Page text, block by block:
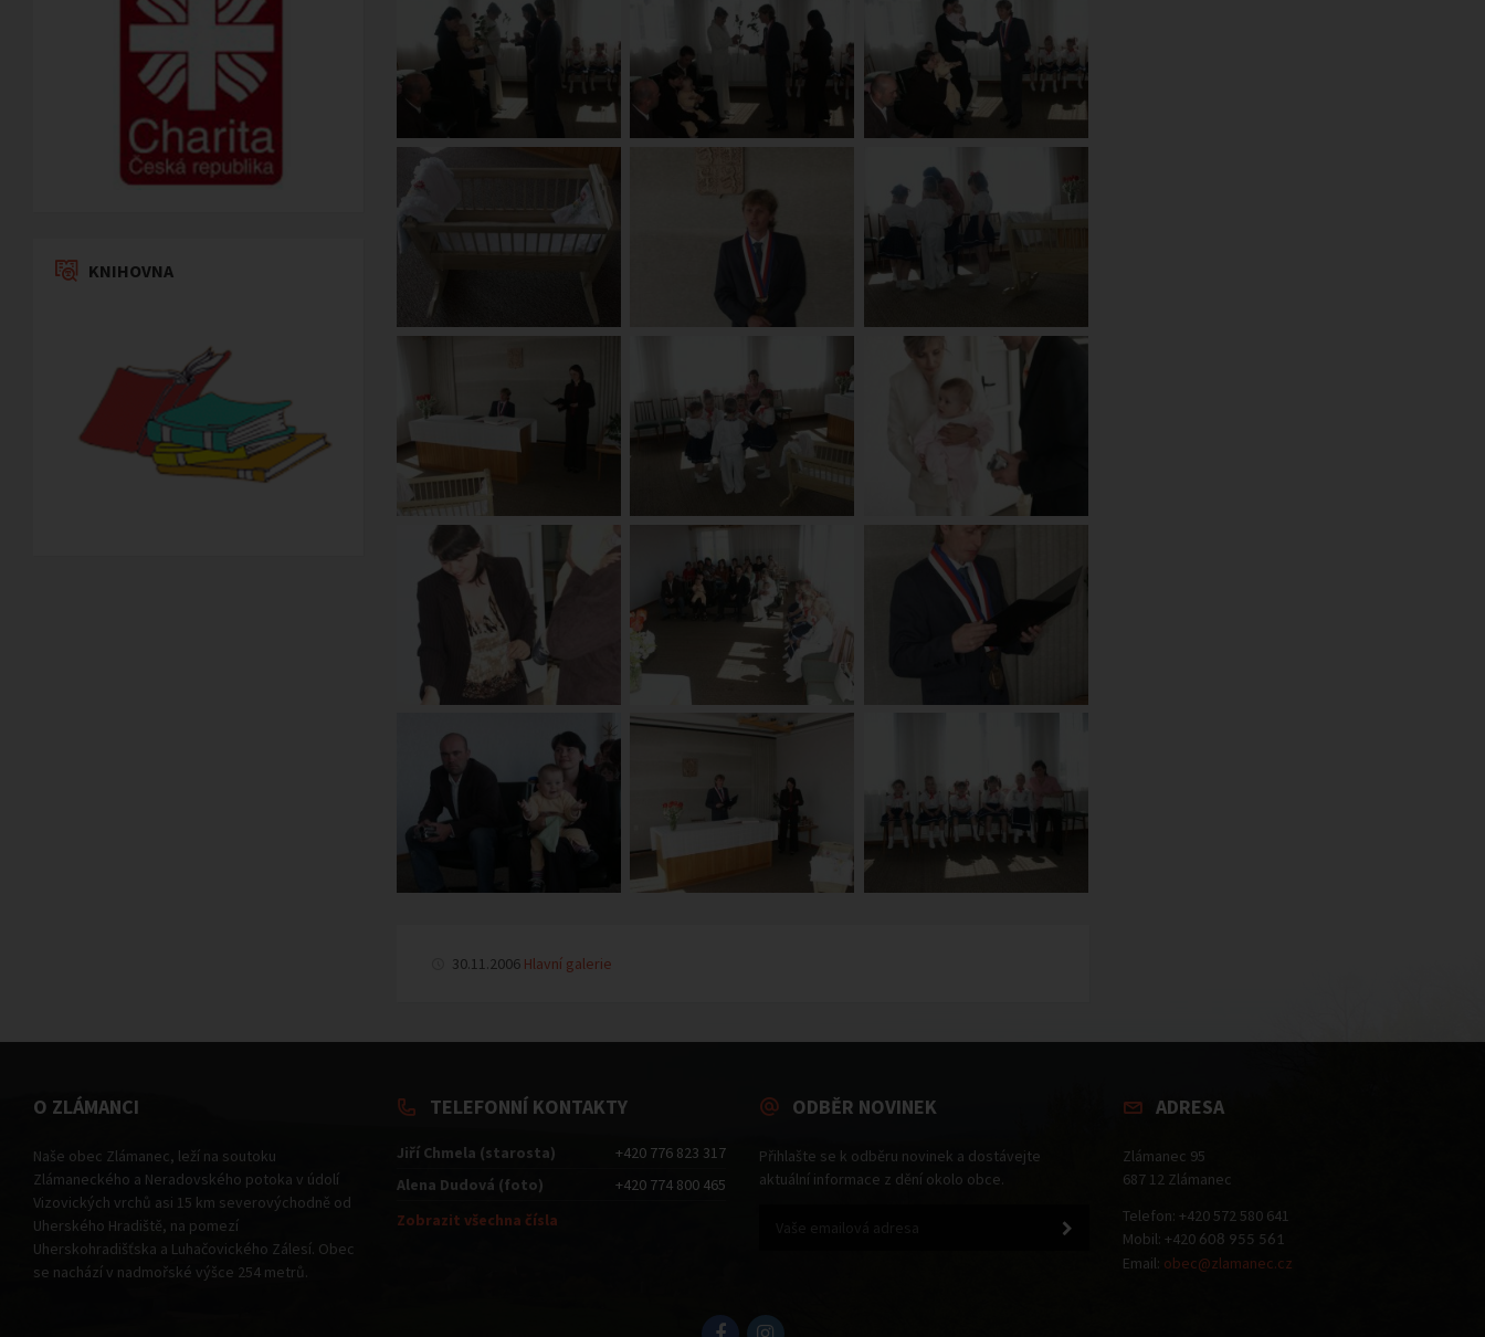
30.11.2006 Hlavní galerie
KNIHOVNA
O ZLÁMANCI
Naše obec Zlámanec, leží na soutoku
Zlámaneckého a Neradovského potoka v údolí
Vizovických vrchů asi 15 km severovýchodně od
Uherského Hradiště, na pomezí
Uherskohradišťska a Luhačovického Zálesí. Obec
se nachází v nadmořské výšce 254 metrů.
TELEFONNÍ KONTAKTY
Jiří Chmela (starosta)
+420 776 823 317
Alena Dudová (foto)
+420 774 800 465
Zobrazit všechna čísla
ODBĚR NOVINEK
Přihlašte se k odběru novinek a dostávejte
aktuální informace z dění okolo obce.
ADRESA
Zlámanec 95
687 12 Zlámanec
Telefon: +420 572 580 641
Mobil: +420 608 955 561
Email: obec@zlamanec.cz